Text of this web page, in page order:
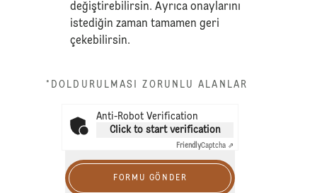
değiştirebilirsin. Ayrıca onaylarını
istediğin zaman tamamen geri
çekebilirsin.
*DOLDURULMASI ZORUNLU ALANLAR
Anti-Robot Verification
Click to start verification
FriendlyCaptcha ⇗
FORMU GÖNDER